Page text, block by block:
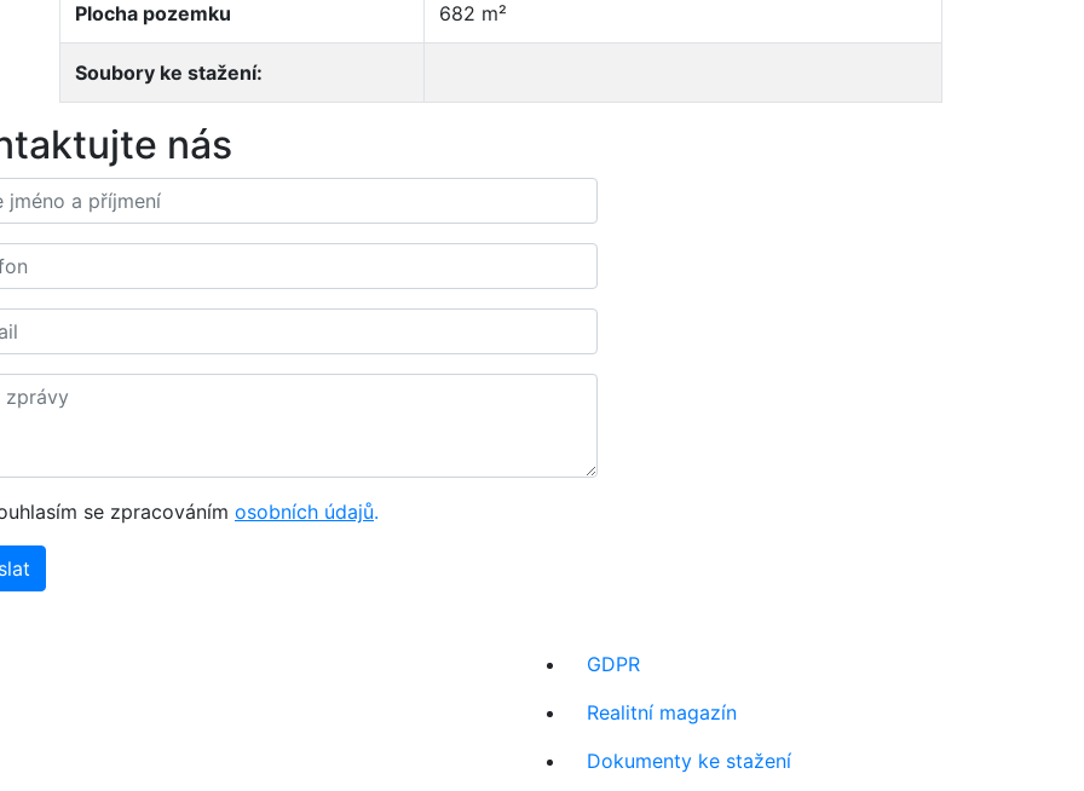
Plocha pozemku 682 m²
Soubory ke stažení:
nás
se zpracováním osobních údajů.
GDPR
Realitní magazín
Dokumenty ke stažení